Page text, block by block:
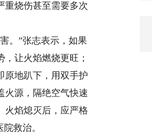
重烧伤甚至需要多次
。”张志表示，如果
让火焰燃烧更旺；
原地趴下，用双手护
火源，隔绝空气快速
火焰熄灭后，应严格
救治。